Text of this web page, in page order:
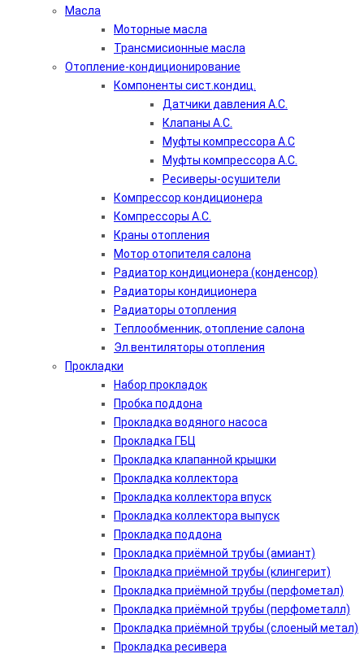
Масла
Моторные масла
Трансмисионные масла
Отопление-кондиционирование
Компоненты сист.кондиц.
Датчики давления А.С.
Клапаны А.С.
Муфты компрессора А.С
Муфты компрессора А.С.
Ресиверы-осушители
Компрессор кондиционера
Компрессоры А.С.
Краны отопления
Мотор отопителя салона
Радиатор кондиционера (конденсор)
Радиаторы кондиционера
Радиаторы отопления
Теплообменник, отопление салона
Эл.вентиляторы отопления
Прокладки
Набор прокладок
Пробка поддона
Прокладка водяного насоса
Прокладка ГБЦ
Прокладка клапанной крышки
Прокладка коллектора
Прокладка коллектора впуск
Прокладка коллектора выпуск
Прокладка поддона
Прокладка приёмной трубы (амиант)
Прокладка приёмной трубы (клингерит)
Прокладка приёмной трубы (перфометал)
Прокладка приёмной трубы (перфометалл)
Прокладка приёмной трубы (слоеный метал)
Прокладка ресивера